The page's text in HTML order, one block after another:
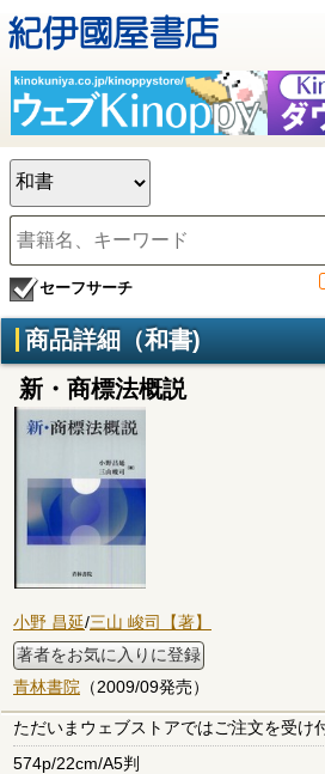
セーフサーチ
商品詳細（和書)
新・商標法概説
小野 昌延/三山 峻司【著】
著者をお気に入りに登録
青林書院 （2009/09発売）
ただいまウェブストアではご注文を受け
574p/22cm/A5判